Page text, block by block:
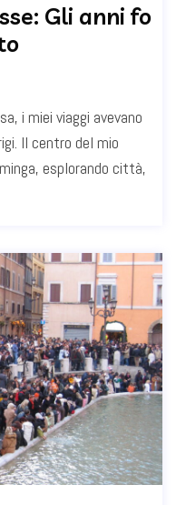
Gli anni fo
i miei viaggi avevano
Il centro del mio
esplorando città,